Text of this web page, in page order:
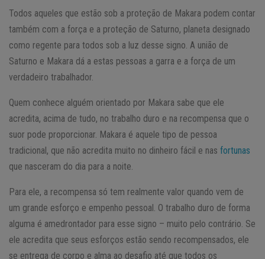
Todos aqueles que estão sob a proteção de Makara podem contar
também com a força e a proteção de Saturno, planeta designado
como regente para todos sob a luz desse signo. A união de
Saturno e Makara dá a estas pessoas a garra e a força de um
verdadeiro trabalhador.
Quem conhece alguém orientado por Makara sabe que ele
acredita, acima de tudo, no trabalho duro e na recompensa que o
suor pode proporcionar. Makara é aquele tipo de pessoa
tradicional, que não acredita muito no dinheiro fácil e nas fortunas
que nasceram do dia para a noite.
Para ele, a recompensa só tem realmente valor quando vem de
um grande esforço e empenho pessoal. O trabalho duro de forma
alguma é amedrontador para esse signo – muito pelo contrário. Se
ele acredita que seus esforços estão sendo recompensados, ele
se entrega de corpo e alma ao desafio até que todos os